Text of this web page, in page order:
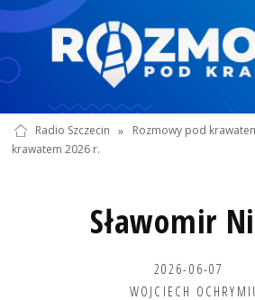
Radio Szczecin » Rozmowy pod
krawatem 2026 r.
Sławomir
2026-06-07
WOJCIECH